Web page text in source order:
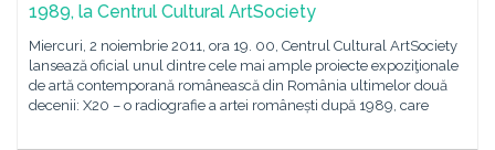
1989, la Centrul Cultural ArtSociety
Miercuri, 2 noiembrie 2011, ora 19. 00, Centrul Cultural ArtSociety
lansează oficial unul dintre cele mai ample proiecte expoziţionale
de artă contemporană românească din România ultimelor două
decenii: X20 – o radiografie a artei românești după 1989, care